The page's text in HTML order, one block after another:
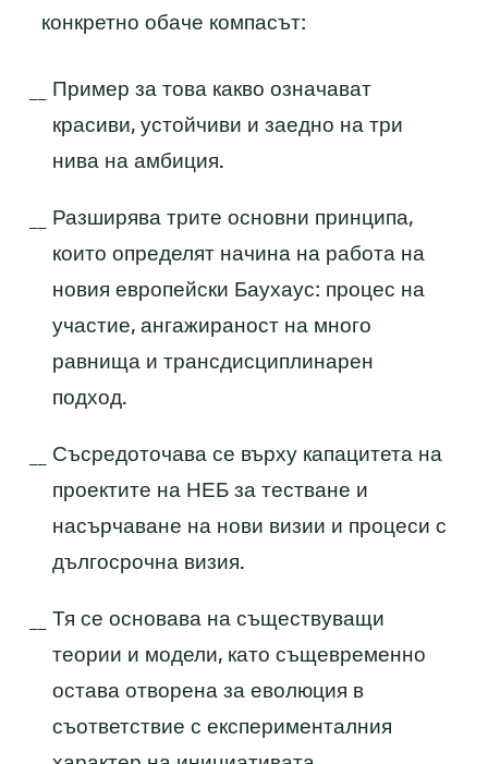
конкретно обаче компасът:
Пример за това какво означават
красиви, устойчиви и заедно на три
нива на амбиция.
Разширява трите основни принципа,
които определят начина на работа на
новия европейски Баухаус: процес на
участие, ангажираност на много
равнища и трансдисциплинарен
подход.
Съсредоточава се върху капацитета на
проектите на НЕБ за тестване и
насърчаване на нови визии и процеси с
дългосрочна визия.
Тя се основава на съществуващи
теории и модели, като същевременно
остава отворена за еволюция в
съответствие с експерименталния